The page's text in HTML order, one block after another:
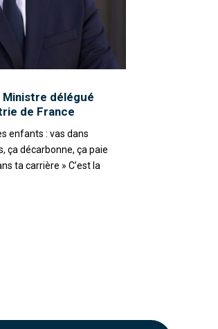
Ministre délégué
de France
enfants : vas dans
ça décarbonne, ça paie
ta carrière » C’est la